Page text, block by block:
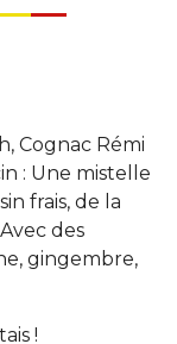
Cognac Rémi
: Une mistelle
frais, de la
des
gingembre,
!